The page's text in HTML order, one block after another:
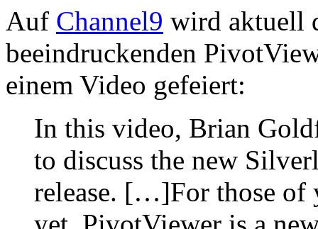
Auf Channel9 wird aktuell
beeindruckenden
einem Video gefeiert:
In this video, Brian
to discuss the new
release. […]For those of